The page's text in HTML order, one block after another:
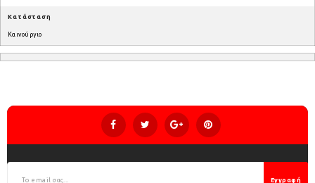
Κατάσταση
Καινούργιο
Εγγραφή